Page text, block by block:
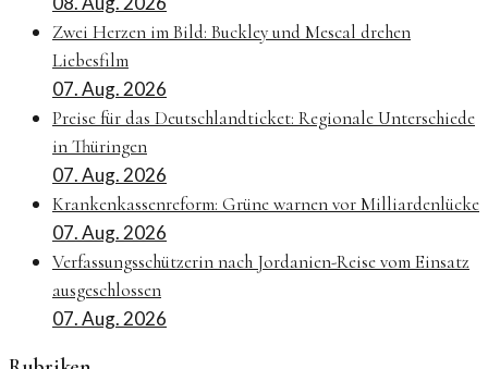
Zwei Herzen im Bild: Buckley und Mescal drehen
Liebesfilm
07. Aug. 2026
Preise für das Deutschlandticket: Regionale Unterschiede
in Thüringen
07. Aug. 2026
Krankenkassenreform: Grüne warnen vor Milliardenlücke
07. Aug. 2026
Verfassungsschützerin nach Jordanien-Reise vom Einsatz
ausgeschlossen
07. Aug. 2026